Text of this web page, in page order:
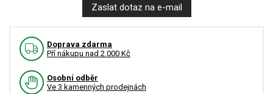
Zaslat dotaz na e-mail
Doprava zdarma
Pří nákupu nad 2.000 Kč
Osobní odběr
Ve 3 kamenných prodejnách